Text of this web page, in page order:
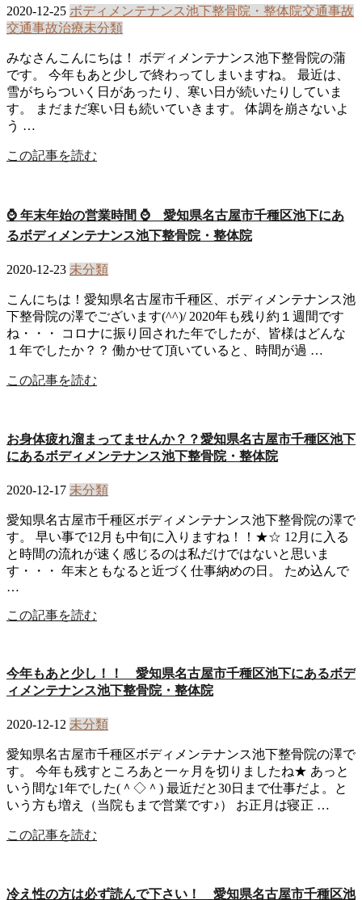
2020-12-25 ボディメンテナンス池下整骨院・整体院交通事故
交通事故治療未分類
みなさんこんにちは！ ボディメンテナンス池下整骨院の蒲
です。 今年もあと少しで終わってしまいますね。 最近は、
雪がちらついく日があったり、寒い日が続いたりしていま
す。 まだまだ寒い日も続いていきます。 体調を崩さないよ
う …
この記事を読む
⌚ 年末年始の営業時間 ⌚ 愛知県名古屋市千種区池下にあ
るボディメンテナンス池下整骨院・整体院
2020-12-23 未分類
こんにちは！愛知県名古屋市千種区、ボディメンテナンス池
下整骨院の澤でございます(^^)/ 2020年も残り約１週間です
ね・・・ コロナに振り回された年でしたが、皆様はどんな
１年でしたか？？ 働かせて頂いていると、時間が過 …
この記事を読む
お身体疲れ溜まってませんか？？愛知県名古屋市千種区池下
にあるボディメンテナンス池下整骨院・整体院
2020-12-17 未分類
愛知県名古屋市千種区ボディメンテナンス池下整骨院の澤で
す。 早い事で12月も中旬に入りますね！！★☆ 12月に入る
と時間の流れが速く感じるのは私だけではないと思いま
す・・・ 年末ともなると近づく仕事納めの日。 ため込んで
…
この記事を読む
今年もあと少し！！ 愛知県名古屋市千種区池下にあるボデ
ィメンテナンス池下整骨院・整体院
2020-12-12 未分類
愛知県名古屋市千種区ボディメンテナンス池下整骨院の澤で
す。 今年も残すところあと一ヶ月を切りましたね★ あっと
いう間な1年でした(＾◇＾) 最近だと30日まで仕事だよ。と
いう方も増え（当院もまで営業です♪） お正月は寝正 …
この記事を読む
冷え性の方は必ず読んで下さい！ 愛知県名古屋市千種区池